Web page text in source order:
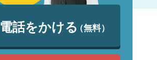
電話をかける（無料）